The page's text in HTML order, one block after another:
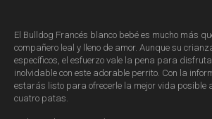
El Bulldog Francés blanco bebé es mucho más
compañero leal y lleno de amor. Aunque su
específicos, el esfuerzo vale la pena para
inolvidable con este adorable perrito. Con la
estarás listo para ofrecerle la mejor vida posible
cuatro patas.